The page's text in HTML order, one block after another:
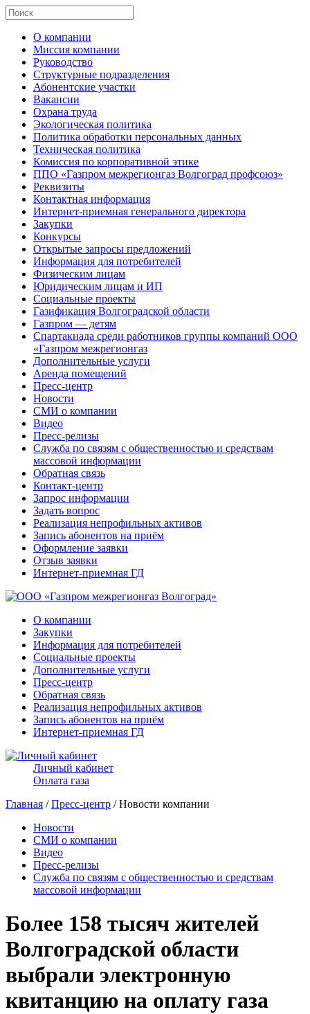
О компании
Миссия компании
Руководство
Структурные подразделения
Абонентские участки
Вакансии
Охрана труда
Экологическая политика
Политика обработки персональных данных
Техническая политика
Комиссия по корпоративной этике
ППО «Газпром межрегионгаз Волгоград профсоюз»
Реквизиты
Контактная информация
Интернет-приемная генерального директора
Закупки
Конкурсы
Открытые запросы предложений
Информация для потребителей
Физическим лицам
Юридическим лицам и ИП
Социальные проекты
Газификация Волгоградской области
Газпром — детям
Спартакиада среди работников группы компаний ООО
«Газпром межрегионгаз
Дополнительные услуги
Аренда помещений
Пресс-центр
Новости
СМИ о компании
Видео
Пресс-релизы
Служба по связям с общественностью и средствам
массовой информации
Обратная связь
Контакт-центр
Запрос информации
Задать вопрос
Реализация непрофильных активов
Запись абонентов на приём
Оформление заявки
Отзыв заявки
Интернет-приемная ГД
О компании
Закупки
Информация для потребителей
Социальные проекты
Дополнительные услуги
Пресс-центр
Обратная связь
Реализация непрофильных активов
Запись абонентов на приём
Интернет-приемная ГД
Личный кабинет
Оплата газа
Главная /Пресс-центр / Новости компании
Новости
СМИ о компании
Видео
Пресс-релизы
Служба по связям с общественностью и средствам
массовой информации
Более 158 тысяч жителей
Волгоградской области
выбрали электронную
квитанцию на оплату газа